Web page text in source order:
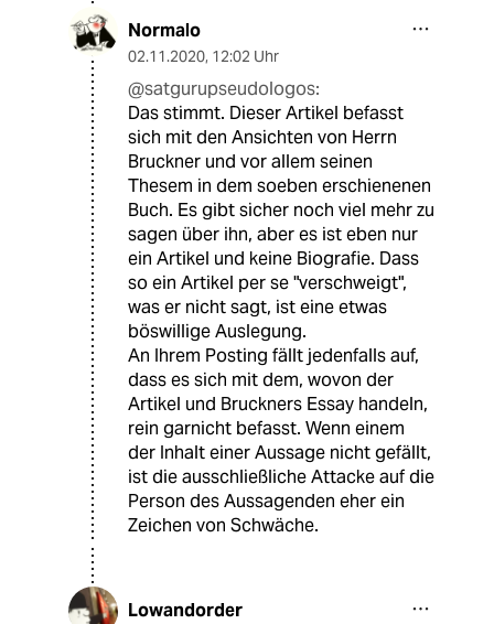
Normalo
02.11.2020, 12:02 Uhr
@satgurupseudologos:
Das stimmt. Dieser Artikel befasst
sich mit den Ansichten von Herrn
Bruckner und vor allem seinen
Thesem in dem soeben erschienenen
Buch. Es gibt sicher noch viel mehr zu
sagen über ihn, aber es ist eben nur
ein Artikel und keine Biografie. Dass
so ein Artikel per se "verschweigt",
was er nicht sagt, ist eine etwas
böswillige Auslegung.
An Ihrem Posting fällt jedenfalls auf,
dass es sich mit dem, wovon der
Artikel und Bruckners Essay handeln,
rein garnicht befasst. Wenn einem
der Inhalt einer Aussage nicht gefällt,
ist die ausschließliche Attacke auf die
Person des Aussagenden eher ein
Zeichen von Schwäche.
Lowandorder